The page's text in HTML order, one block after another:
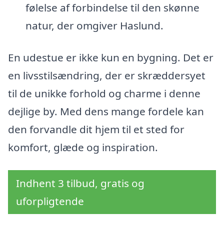
følelse af forbindelse til den skønne
natur, der omgiver Haslund.
En udestue er ikke kun en bygning. Det er
en livsstilsændring, der er skræddersyet
til de unikke forhold og charme i denne
dejlige by. Med dens mange fordele kan
den forvandle dit hjem til et sted for
komfort, glæde og inspiration.
Indhent 3 tilbud, gratis og
uforpligtende